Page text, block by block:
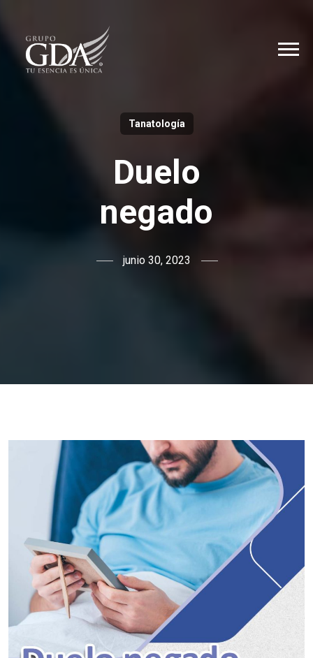
Tanatología
Duelo
negado
junio 30, 2023